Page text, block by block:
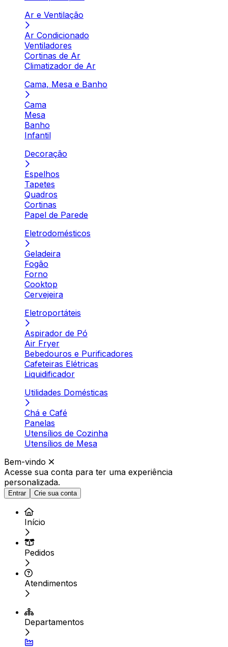
Ar e Ventilação
Ar Condicionado
Ventiladores
Cortinas de Ar
Climatizador de Ar
Cama, Mesa e Banho
Cama
Mesa
Banho
Infantil
Decoração
Espelhos
Tapetes
Quadros
Cortinas
Papel de Parede
Eletrodomésticos
Geladeira
Fogão
Forno
Cooktop
Cervejeira
Eletroportáteis
Aspirador de Pó
Air Fryer
Bebedouros e Purificadores
Cafeteiras Elétricas
Liquidificador
Utilidades Domésticas
Chá e Café
Panelas
Utensílios de Cozinha
Utensílios de Mesa
Bem-vindo
Acesse sua conta para ter uma experiência
personalizada.
Entrar Crie sua conta
Início
Pedidos
Atendimentos
Departamentos